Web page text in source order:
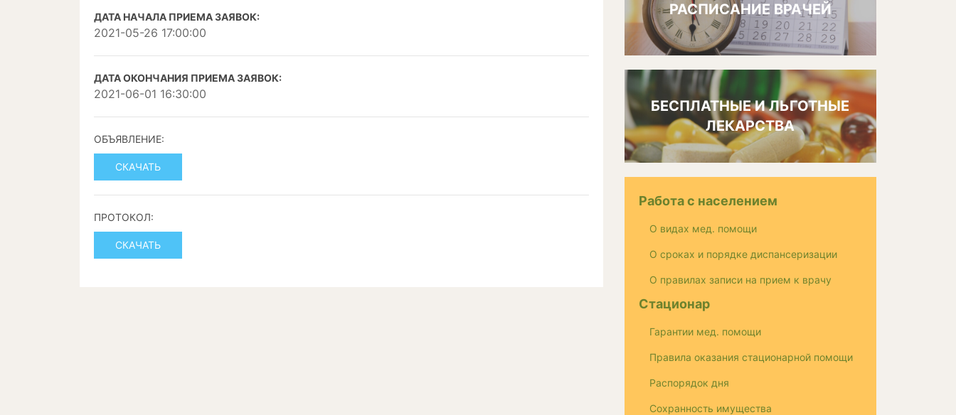
ДАТА НАЧАЛА ПРИЕМА ЗАЯВОК:
2021-05-26 17:00:00
ДАТА ОКОНЧАНИЯ ПРИЕМА ЗАЯВОК:
2021-06-01 16:30:00
ОБЪЯВЛЕНИЕ:
СКАЧАТЬ
ПРОТОКОЛ:
СКАЧАТЬ
РАСПИСАНИЕ ВРАЧЕЙ
БЕСПЛАТНЫЕ И ЛЬГОТНЫЕ
ЛЕКАРСТВА
Работа с населением
О видах мед. помощи
О сроках и порядке диспансеризации
О правилах записи на прием к врачу
Стационар
Гарантии мед. помощи
Правила оказания стационарной помощи
Распорядок дня
Сохранность имущества